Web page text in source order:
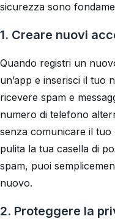
sicurezza sono
1. Creare nuovi
Quando registri un
un’app e inserisci il tuo
ricevere spam e
numero di telefono
senza comunicare il
pulita la tua casella di
spam, puoi
nuovo.
2. Proteggere la